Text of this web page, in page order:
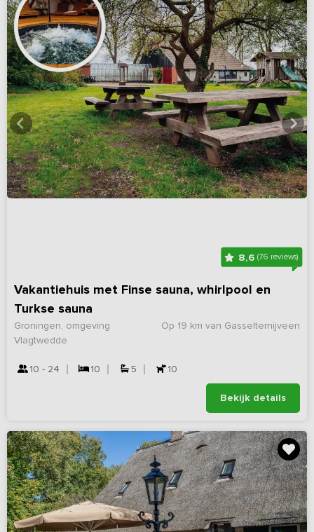
8,6 (76 reviews)
Vakantiehuis met Finse sauna, whirlpool en
Turkse sauna
Op 19 km van Gasselternijveen
Groningen, omgeving
Vlagtwedde
10 - 24 10 5 10
Bekijk details